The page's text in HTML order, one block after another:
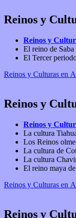
Reinos y
Reinos y
El reino de
El Tercer
Reinos y Culturas en
Reinos y
Reinos y
La cultura
Los Reinos
La cultura de
La cultura
El reino maya
Reinos y Culturas en
Reinos y